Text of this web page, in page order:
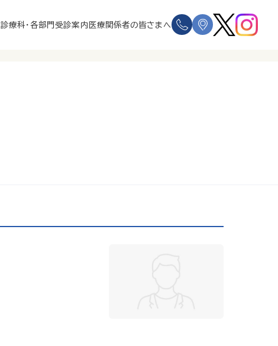
診療科・各部門受診案内医療関係者の皆さまへ